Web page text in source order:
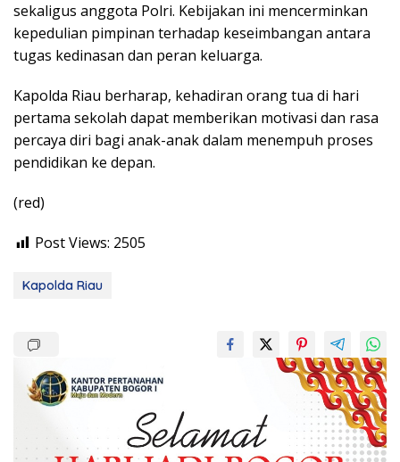
sekaligus anggota Polri. Kebijakan ini mencerminkan
kepedulian pimpinan terhadap keseimbangan antara
tugas kedinasan dan peran keluarga.
Kapolda Riau berharap, kehadiran orang tua di hari
pertama sekolah dapat memberikan motivasi dan rasa
percaya diri bagi anak-anak dalam menempuh proses
pendidikan ke depan.
(red)
Post Views: 2505
Kapolda Riau